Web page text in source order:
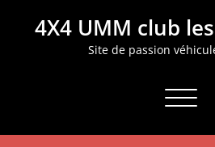
4X4 UMM club
Site de passion